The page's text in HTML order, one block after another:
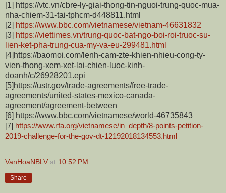
[1] https://vtc.vn/cbre-ly-giai-thong-tin-nguoi-trung-quoc-mua-
nha-chiem-31-tai-tphcm-d448811.html
[2] https://www.bbc.com/vietnamese/vietnam-46631832
[3] https://viettimes.vn/trung-quoc-bat-ngo-boi-roi-truoc-su-
lien-ket-pha-trung-cua-my-va-eu-299481.html
[4]https://baomoi.com/lenh-cam-zte-khien-nhieu-cong-ty-
vien-thong-xem-xet-lai-chien-luoc-kinh-
doanh/c/26928201.epi
[5]https://ustr.gov/trade-agreements/free-trade-
agreements/united-states-mexico-canada-
agreement/agreement-between
[6] https://www.bbc.com/vietnamese/world-46735843
[7] https://www.rfa.org/vietnamese/in_depth/8-points-petition-
2019-challenge-for-the-gov-dt-12192018134553.html
VanHoaNBLV at 10:52 PM
Share